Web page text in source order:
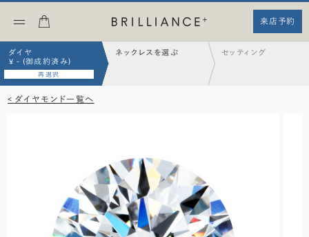
来店予約
ダイヤ
¥ - (御成約済み)
再選択
ネックレスを選ぶ セッティング
< ダイヤモンド一覧へ